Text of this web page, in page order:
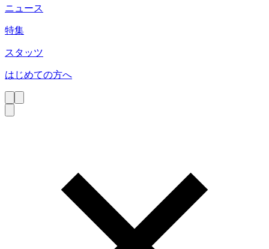
ニュース
特集
スタッツ
はじめての方へ